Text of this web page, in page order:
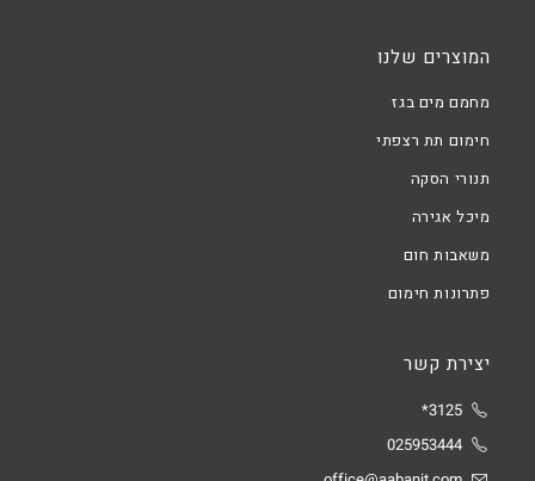
המוצרים שלנו
מחמם מים בגז
חימום תת רצפתי
תנורי הסקה
מיכל אגירה
משאבות חום
פתרונות חימום
יצירת קשר
3125*
025953444